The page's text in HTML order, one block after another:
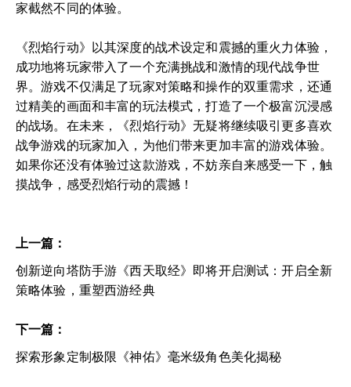
家截然不同的体验。
《烈焰行动》以其深度的战术设定和震撼的重火力体验，
成功地将玩家带入了一个充满挑战和激情的现代战争世
界。游戏不仅满足了玩家对策略和操作的双重需求，还通
过精美的画面和丰富的玩法模式，打造了一个极富沉浸感
的战场。在未来，《烈焰行动》无疑将继续吸引更多喜欢
战争游戏的玩家加入，为他们带来更加丰富的游戏体验。
如果你还没有体验过这款游戏，不妨亲自来感受一下，触
摸战争，感受烈焰行动的震撼！
上一篇：
创新逆向塔防手游《西天取经》即将开启测试：开启全新
策略体验，重塑西游经典
下一篇：
探索形象定制极限《神佑》毫米级角色美化揭秘